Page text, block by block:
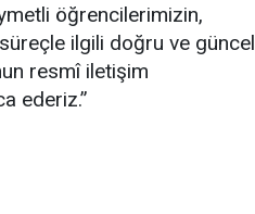
öğrencilerimizin,
ilgili doğru ve güncel
resmî iletişim
ederiz.”